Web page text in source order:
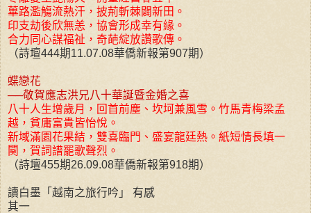
蓽路濫觴流熱汗，披荊斬棘闢新田。
印支劫後欣無恙，協會形成幸有緣。
合力同心謀福祉，奇葩綻放讚歌傳。
（詩壇444期11.07.08華僑新報第907期）
蝶戀花
──敬賀應志洪兄八十華誕暨金婚之喜
八十人生增歲月，回首前塵、坎坷兼風雪。竹馬青梅梁孟
越，貧庸富貴皆怡悅。
新域滿園花果結，雙喜臨門、盛宴龍廷熱。紙短情長填一
闋，賀詞譜罷歌聲烈。
（詩壇455期26.09.08華僑新報第918期）
讀白墨「越南之旅行吟」 有感
其一